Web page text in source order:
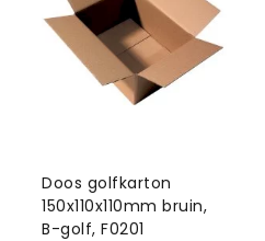
Doos golfkarton
150x110x110mm bruin,
B-golf, F0201